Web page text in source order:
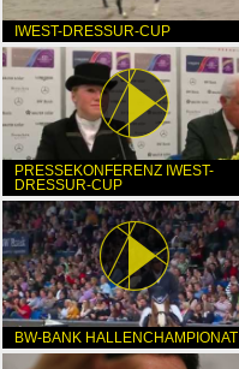
IWEST-DRESSUR-CUP
PRESSEKONFERENZ IWEST-
DRESSUR-CUP
BW-BANK HALLENCHAMPIONAT